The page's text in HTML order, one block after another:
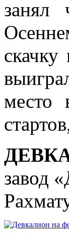
занял
место
завод